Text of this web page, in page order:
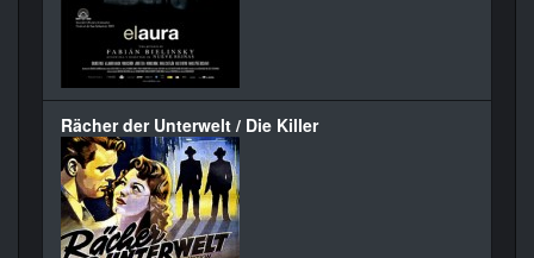
Rächer der Unterwelt / Die Killer